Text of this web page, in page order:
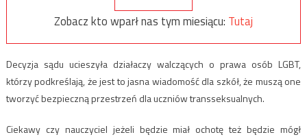
Zobacz kto wparł nas tym miesiącu: Tutaj
Decyzja sądu ucieszyła działaczy walczących o prawa osób LGBT,
którzy podkreślają, że jest to jasna wiadomość dla szkół, że muszą one
tworzyć bezpieczną przestrzeń dla uczniów transseksualnych.
Ciekawy czy nauczyciel jeżeli będzie miał ochotę też będzie mógł